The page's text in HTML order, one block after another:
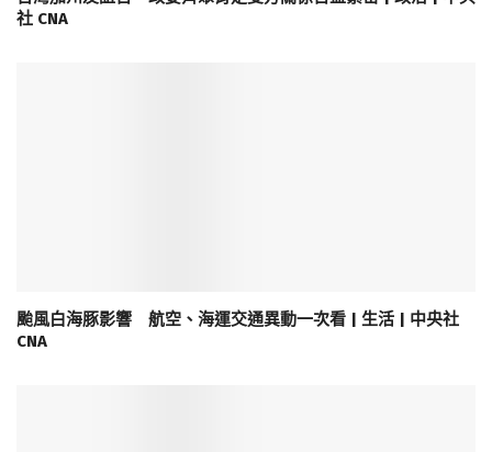
社 CNA
颱風白海豚影響 航空、海運交通異動一次看 | 生活 | 中央社
CNA